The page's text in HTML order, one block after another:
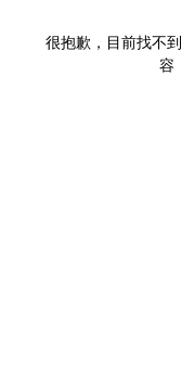
很抱歉，目前找不
容